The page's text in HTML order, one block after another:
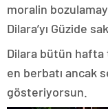
moralin
Dilara’yı Güzide
Dilara bütün hafta
en berbatı ancak
gösteriyorsun.